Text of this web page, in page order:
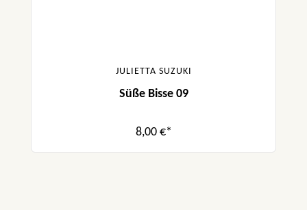
JULIETTA SUZUKI
Süße Bisse 09
8,00 €*